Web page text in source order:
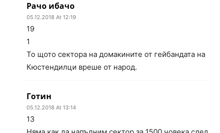
Рачо ибачо
05.12.2018 At 12:19
19
1
То щото сектора на домакините от гейбандата на
Кюстендилци вреше от народ.
Готин
05.12.2018 At 13:14
13